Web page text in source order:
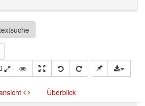
Überblick